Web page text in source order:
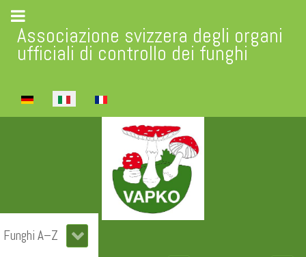
Associazione svizzera degli organi
ufficiali di controllo dei funghi
Seleziona la tua lingua
Funghi A–Z